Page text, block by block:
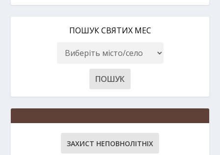
ПОШУК СВЯТИХ МЕС
ЗАХИСТ НЕПОВНОЛІТНІХ